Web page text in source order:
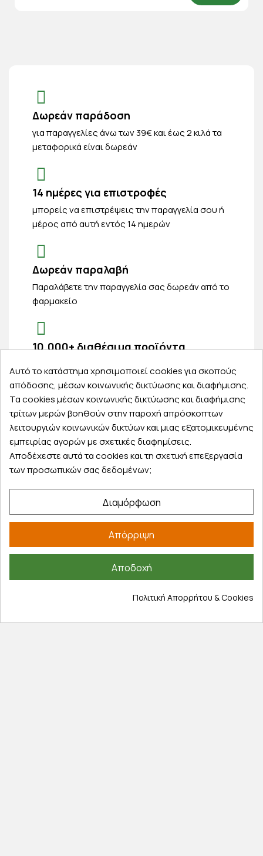
Δωρεάν παράδοση
για παραγγελίες άνω των 39€ και έως 2 κιλά τα
μεταφορικά είναι δωρεάν
14 ημέρες για επιστροφές
μπορείς να επιστρέψεις την παραγγελία σου ή
μέρος από αυτή εντός 14 ημερών
Δωρεάν παραλαβή
Παραλάβετε την παραγγελία σας δωρεάν από το
φαρμακείο
10.000+ διαθέσιμα προϊόντα
μην βρεις αυτό που ψάχνεις
Εξυπηρέτηση πελατών
Λογαριασμός
Τρόποι παραγγελίας
Τρόποι πληρωμής
Επιστροφές προϊοντων
Σχετικά με εμάς
Αυτό το κατάστημα χρησιμοποιεί cookies για σκοπούς
απόδοσης, μέσων κοινωνικής δικτύωσης και διαφήμισης.
Τα cookies μέσων κοινωνικής δικτύωσης και διαφήμισης
τρίτων μερών βοηθούν στην παροχή απρόσκοπτων
λειτουργιών κοινωνικών δικτύων και μιας εξατομικευμένης
εμπειρίας αγορών με σχετικές διαφημίσεις.
Αποδέχεστε αυτά τα cookies και τη σχετική επεξεργασία
των προσωπικών σας δεδομένων;
Διαμόρφωση
Απόρριψη
Αποδοχή
Πολιτική Απορρήτου & Cookies